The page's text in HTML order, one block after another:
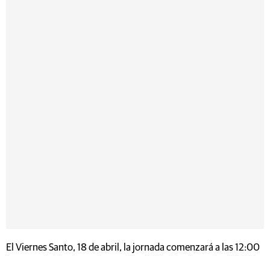
El Viernes Santo, 18 de abril, la jornada comenzará a las 12:00